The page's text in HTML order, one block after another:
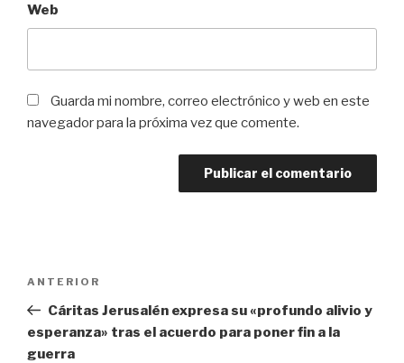
Web
Guarda mi nombre, correo electrónico y web en este
navegador para la próxima vez que comente.
entradas
Entrada
anterior:
ANTERIOR
Cáritas Jerusalén expresa su «profundo alivio y
esperanza» tras el acuerdo para poner fin a la
guerra